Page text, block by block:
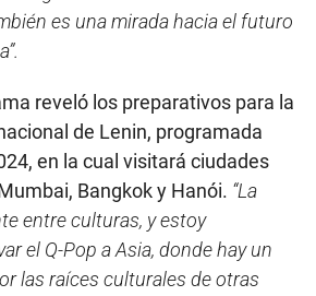
es una mirada hacia el futuro
reveló los preparativos para la
de Lenin, programada
en la cual visitará ciudades
Bangkok y Hanói. “La
entre culturas, y estoy
el Q-Pop a Asia, donde hay un
las raíces culturales de otras